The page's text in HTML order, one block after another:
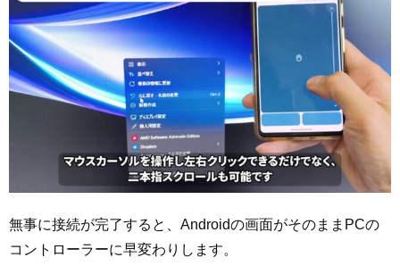
無事に接続が完了すると、Androidの画面がそのままPCの
コントローラーに早変わりします。